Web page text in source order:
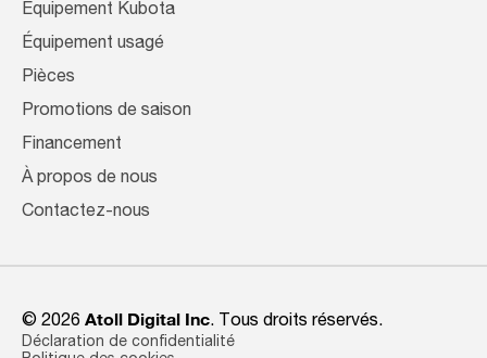
Équipement Kubota
Équipement usagé
Pièces
Promotions de saison
Financement
À propos de nous
Contactez-nous
© 2026 Atoll Digital Inc. Tous droits réservés.
Déclaration de confidentialité